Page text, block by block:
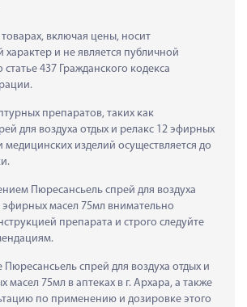
включая цены, носит
и не является публичной
437 Гражданского кодекса
препаратов, таких как
для воздуха отдых и релакс 12 эфирных
изделий осуществляется до
Пюресансьель спрей для воздуха
эфирных масел 75мл внимательно
препарата и строго следуйте
Пюресансьель спрей для воздуха отдых и
масел 75мл в аптеках в г. Архара, а также
по применению и дозировке этого